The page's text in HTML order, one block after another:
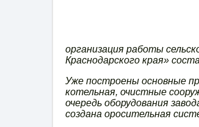
организация работы
Краснодарского края»
Уже построены основные
котельная, очистные
очередь оборудования
создана оросительная